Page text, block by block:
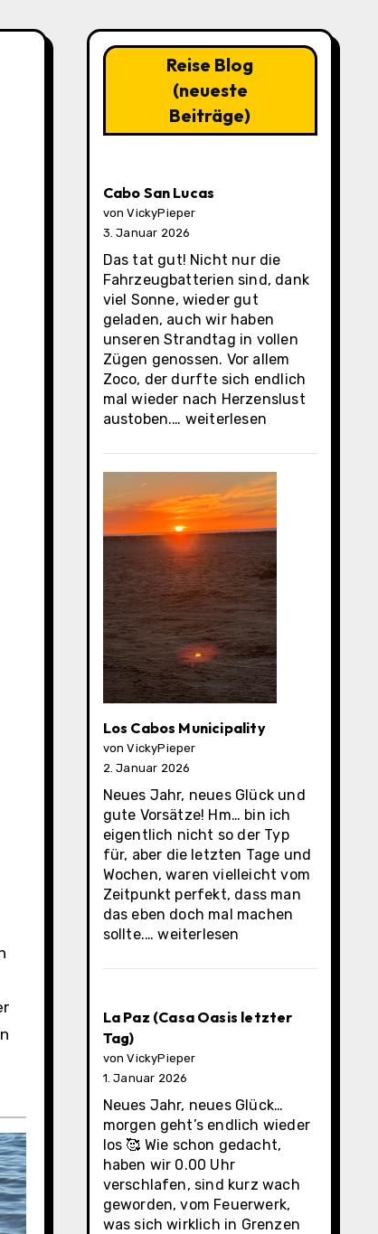
Reise Blog
(neueste
Beiträge)
Cabo San Lucas
von VickyPieper
3. Januar 2026
Das tat gut! Nicht nur die
Fahrzeugbatterien sind, dank
viel Sonne, wieder gut
geladen, auch wir haben
unseren Strandtag in vollen
Zügen genossen. Vor allem
Zoco, der durfte sich endlich
mal wieder nach Herzenslust
austoben.… Cabo
Lucas
weiterlesen
Los Cabos Municipality
von VickyPieper
2. Januar 2026
Neues Jahr, neues Glück und
gute Vorsätze! Hm… bin ich
eigentlich nicht so der Typ
für, aber die letzten Tage und
Wochen, waren vielleicht vom
Zeitpunkt perfekt, dass man
das eben doch mal machen
sollte.…Los
Municipality
weiterlesen
La Paz (Casa Oasis letzter
Tag)
von VickyPieper
1. Januar 2026
Neues Jahr, neues Glück…
morgen geht’s endlich wieder
los 🥰 Wie schon gedacht,
haben wir 0.00 Uhr
verschlafen, sind kurz wach
geworden, vom Feuerwerk,
was sich wirklich in Grenzen